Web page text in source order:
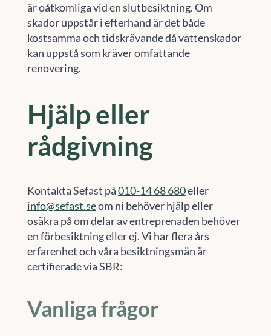
är oåtkomliga vid en slutbesiktning. Om
skador uppstår i efterhand är det både
kostsamma och tidskrävande då vattenskador
kan uppstå som kräver omfattande
renovering.
Hjälp eller
rådgivning
Kontakta Sefast på010-14 68 680eller
info@sefast.seom ni behöver hjälp eller
osäkra på om delar av entreprenaden behöver
en förbesiktning eller ej. Vi har flera års
erfarenhet och våra besiktningsmän är
certifierade via SBR:
Vanliga frågor